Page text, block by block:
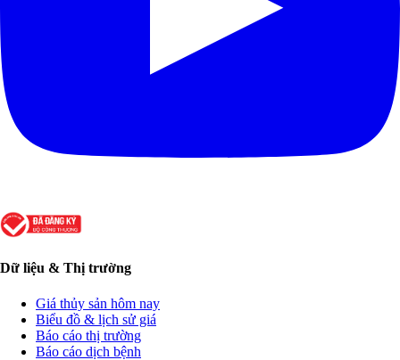
Dữ liệu & Thị trường
Giá thủy sản hôm nay
Biểu đồ & lịch sử giá
Báo cáo thị trường
Báo cáo dịch bệnh